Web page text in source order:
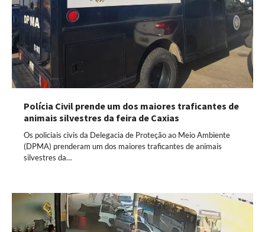
Polícia Civil prende um dos maiores traficantes de
animais silvestres da feira de Caxias
Os policiais civis da Delegacia de Proteção ao Meio Ambiente
(DPMA) prenderam um dos maiores traficantes de animais
silvestres da…